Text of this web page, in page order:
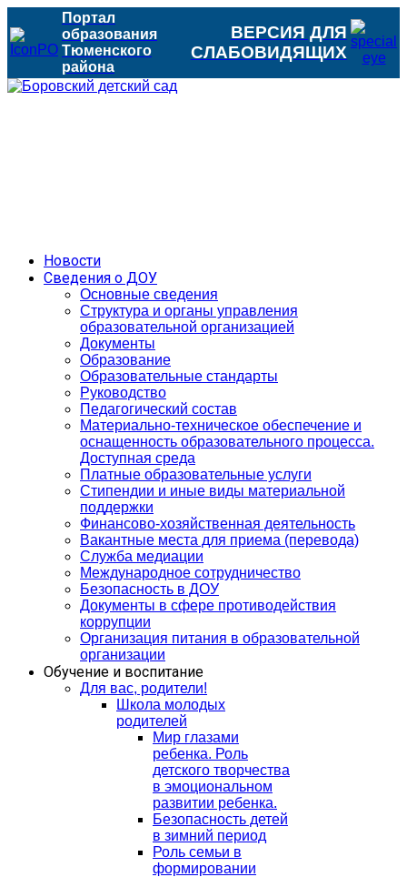
Портал
образования
Тюменского
района
ВЕРСИЯ ДЛЯ
СЛАБОВИДЯЩИХ
Новости
Сведения о ДОУ
Основные сведения
Структура и органы управления
образовательной организацией
Документы
Образование
Образовательные стандарты
Руководство
Педагогический состав
Материально-техническое обеспечение и
оснащенность образовательного процесса.
Доступная среда
Платные образовательные услуги
Стипендии и иные виды материальной
поддержки
Финансово-хозяйственная деятельность
Вакантные места для приема (перевода)
Служба медиации
Международное сотрудничество
Безопасность в ДОУ
Документы в сфере противодействия
коррупции
Организация питания в образовательной
организации
Обучение и воспитание
Для вас, родители!
Школа молодых
родителей
Мир глазами
ребенка. Роль
детского творчества
в эмоциональном
развитии ребенка.
Безопасность детей
в зимний период
Роль семьи в
формировании